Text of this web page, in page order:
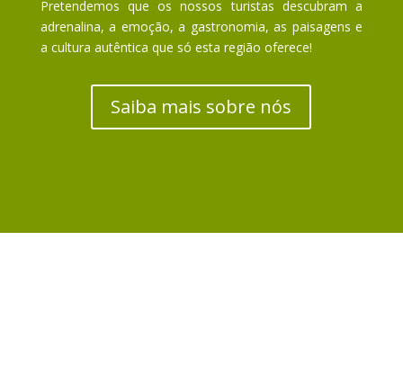
Pretendemos que os nossos turistas descubram a
adrenalina, a emoção, a gastronomia, as paisagens e
a cultura autêntica que só esta região oferece!
Saiba mais sobre nós